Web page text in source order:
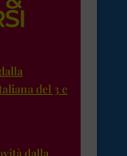
del 3 e